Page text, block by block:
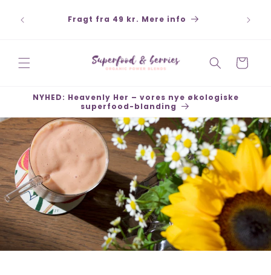
indhold
30
Fragt fra 49 kr. Mere info
Indkøbskurv
NYHED: Heavenly Her – vores nye økologiske
superfood-blanding